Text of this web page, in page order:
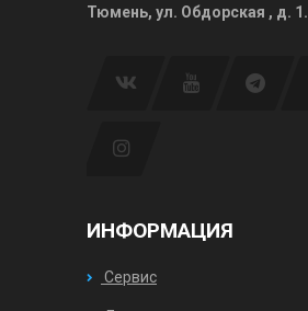
Тюмень, ул. Обдорская , д. 1.
ИНФОРМАЦИЯ
Сервис